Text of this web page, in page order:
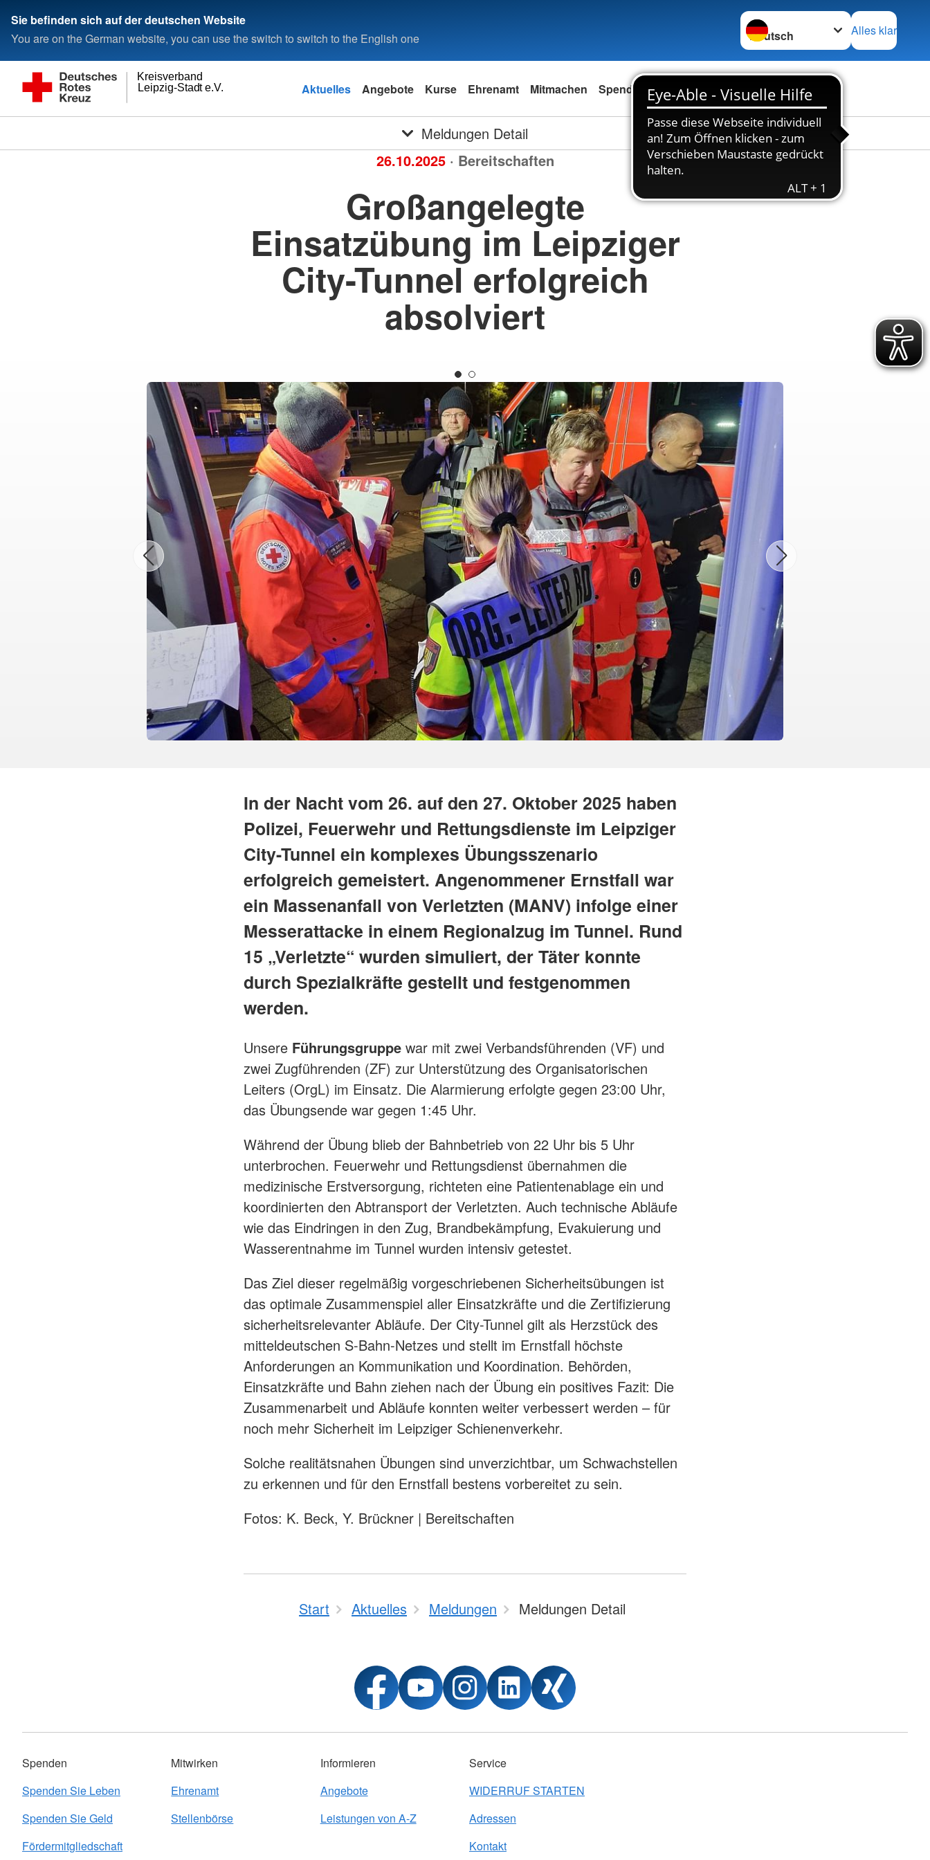
Sie befinden sich auf der deutschen Website
You are on the German website, you can use the switch to switch to the English one
Sprache wechseln zu
Alles klar
Leipzig-Stadt e.V.
Kreisverband
Aktuelles Angebote Kurse Ehrenamt Mitmachen Spenden Über uns
Meldungen Detail
26.10.2025 · Bereitschaften
Großangelegte
Einsatzübung im Leipziger
City-Tunnel erfolgreich
absolviert
In der Nacht vom 26. auf den 27. Oktober 2025 haben
Polizei, Feuerwehr und Rettungsdienste im Leipziger
City-Tunnel ein komplexes Übungsszenario
erfolgreich gemeistert. Angenommener Ernstfall war
ein Massenanfall von Verletzten (MANV) infolge einer
Messerattacke in einem Regionalzug im Tunnel. Rund
15 „Verletzte“ wurden simuliert, der Täter konnte
durch Spezialkräfte gestellt und festgenommen
werden.​
Unsere Führungsgruppe war mit zwei Verbandsführenden (VF) und
zwei Zugführenden (ZF) zur Unterstützung des Organisatorischen
Leiters (OrgL) im Einsatz. Die Alarmierung erfolgte gegen 23:00 Uhr,
das Übungsende war gegen 1:45 Uhr.
Während der Übung blieb der Bahnbetrieb von 22 Uhr bis 5 Uhr
unterbrochen. Feuerwehr und Rettungsdienst übernahmen die
medizinische Erstversorgung, richteten eine Patientenablage ein und
koordinierten den Abtransport der Verletzten. Auch technische Abläufe
wie das Eindringen in den Zug, Brandbekämpfung, Evakuierung und
Wasserentnahme im Tunnel wurden intensiv getestet.​
Das Ziel dieser regelmäßig vorgeschriebenen Sicherheitsübungen ist
das optimale Zusammenspiel aller Einsatzkräfte und die Zertifizierung
sicherheitsrelevanter Abläufe. Der City-Tunnel gilt als Herzstück des
mitteldeutschen S-Bahn-Netzes und stellt im Ernstfall höchste
Anforderungen an Kommunikation und Koordination. Behörden,
Einsatzkräfte und Bahn ziehen nach der Übung ein positives Fazit: Die
Zusammenarbeit und Abläufe konnten weiter verbessert werden – für
noch mehr Sicherheit im Leipziger Schienenverkehr.​
Solche realitätsnahen Übungen sind unverzichtbar, um Schwachstellen
zu erkennen und für den Ernstfall bestens vorbereitet zu sein.
Fotos: K. Beck, Y. Brückner | Bereitschaften
Start Aktuelles Meldungen Meldungen Detail
Spenden
Spenden Sie Leben
Spenden Sie Geld
Fördermitgliedschaft
Mitwirken
Ehrenamt
Stellenbörse
Informieren
Angebote
Leistungen von A-Z
Service
WIDERRUF STARTEN
Adressen
Kontakt